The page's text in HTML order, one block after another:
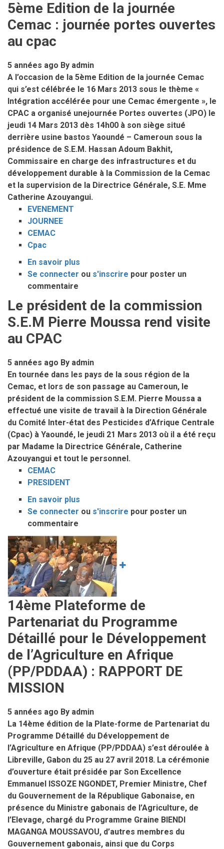
Auguste
ITOUA
5ème Edition de la journée
Cemac : journée portes ouvertes
au cpac
5 années ago By admin
A l’occasion de la 5ème Edition de la journée Cemac
qui s’est célébrée le 16 Mars 2013 sous le thème «
Intégration accélérée pour une Cemac émergente », le
CPAC a organisé unejournée Portes ouvertes (JPO) le
jeudi 14 Mars 2013 dès 14h00 à son siège situé
derrière usine bastos Yaoundé – Cameroun sous la
présidence de S.E.M. Hassan Adoum Bakhit,
Commissaire en charge des infrastructures et du
développement durable à la Commission de la Cemac
et la supervision de la Directrice Générale, S.E. Mme
Catherine Azouyangui.
EVENEMENT
JOURNEE
CEMAC
Cpac
En savoir plus
5ème
la
journée
journée
ouvertes
cpac
Se connecter ou s'inscrire pour poster un
commentaire
Le président de la commission
S.E.M Pierre Moussa rend visite
au CPAC
5 années ago By admin
En tournée dans les pays de la sous région de la
Cemac, et lors de son passage au Cameroun, le
président de la commission S.E.M. Pierre Moussa a
effectué une visite de travail à la Direction Générale
du Comité Inter-état des Pesticides d’Afrique Centrale
(Cpac) à Yaoundé, le jeudi 21 Mars 2013 où il a été reçu
par Madame la Directrice Générale, Catherine
Azouyangui et tout le personnel.
CEMAC
PRESIDENT
En savoir plus
Le
de
la
commission
S.E.M
Pierre
Moussa
rend
visite
CPAC
Se connecter ou s'inscrire pour poster un
commentaire
Image
14ème Plateforme de
Partenariat du Programme
Détaillé pour le Développement
de l’Agriculture en Afrique
(PP/PDDAA) : RAPPORT DE
MISSION
5 années ago By admin
La 14ème édition de la Plate-forme de Partenariat du
Programme Détaillé du Développement de
l’Agriculture en Afrique (PP/PDDAA) s’est déroulée à
Libreville, Gabon du 25 au 27 avril 2018. La cérémonie
d’ouverture était présidée par Son Excellence
Emmanuel ISSOZE NGONDET, Premier Ministre, Chef
du Gouvernement de la République Gabonaise, en
présence du Ministre gabonais de l’Agriculture, de
l’Elevage, chargé du Programme Graine BIENDI
MAGANGA MOUSSAVOU, d’autres membres du
Gouvernement gabonais, ainsi que du Corps